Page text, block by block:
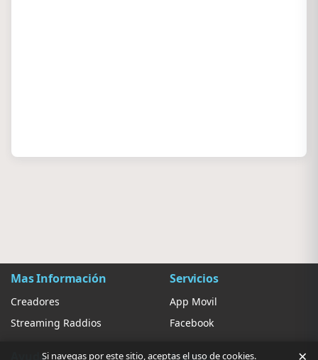
Mas Información
Creadores
Streaming Raddios
Servicios
App Movil
Facebook
Ayuda Ajustes
Si navegas por este sitio, aceptas el uso de cookies. ×